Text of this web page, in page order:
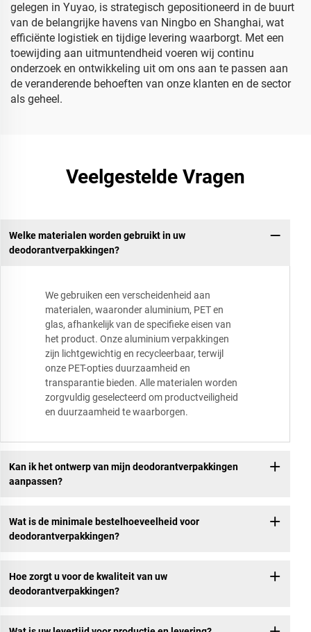
gelegen in Yuyao, is strategisch gepositioneerd in de buurt
van de belangrijke havens van Ningbo en Shanghai, wat
efficiënte logistiek en tijdige levering waarborgt. Met een
toewijding aan uitmuntendheid voeren wij continu
onderzoek en ontwikkeling uit om ons aan te passen aan
de veranderende behoeften van onze klanten en de sector
als geheel.
Veelgestelde Vragen
Welke materialen worden gebruikt in uw
deodorantverpakkingen?
We gebruiken een verscheidenheid aan
materialen, waaronder aluminium, PET en
glas, afhankelijk van de specifieke eisen van
het product. Onze aluminium verpakkingen
zijn lichtgewichtig en recycleerbaar, terwijl
onze PET-opties duurzaamheid en
transparantie bieden. Alle materialen worden
zorgvuldig geselecteerd om productveiligheid
en duurzaamheid te waarborgen.
Kan ik het ontwerp van mijn deodorantverpakkingen
aanpassen?
Wat is de minimale bestelhoeveelheid voor
deodorantverpakkingen?
Hoe zorgt u voor de kwaliteit van uw
deodorantverpakkingen?